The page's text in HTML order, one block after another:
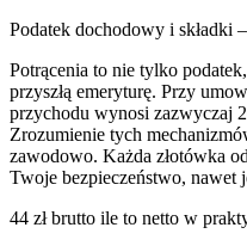
Podatek dochodowy i składki
Potrącenia to nie tylko
przyszłą emeryturę. Przy
przychodu wynosi zazwyczaj
Zrozumienie tych
zawodowo. Każda złotówka
Twoje bezpieczeństwo, nawet
44 zł brutto ile to netto w